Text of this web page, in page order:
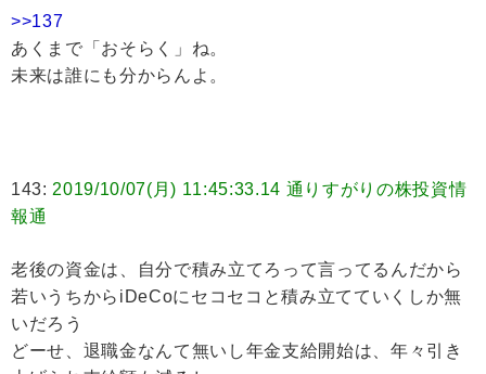
>>137
あくまで「おそらく」ね。
未来は誰にも分からんよ。
143: 2019/10/07(月) 11:45:33.14 通りすがりの株投資情
報通
老後の資金は、自分で積み立てろって言ってるんだから
若いうちからiDeCoにセコセコと積み立てていくしか無
いだろう
どーせ、退職金なんて無いし年金支給開始は、年々引き